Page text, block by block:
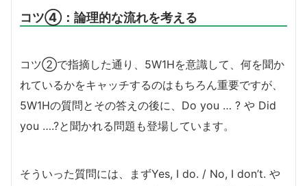
コツ④：論理的な流れを考える
コツ②で指摘した通り、5W1Hを意識して、何を聞か
れているかをキャッチするのはもちろん重要ですが、
5W1Hの質問とその答えの後に、Do you … ? や Did
you ….?と聞かれる問題も登場しています。
そういった質問には、まずYes, I do. / No, I don’t. や